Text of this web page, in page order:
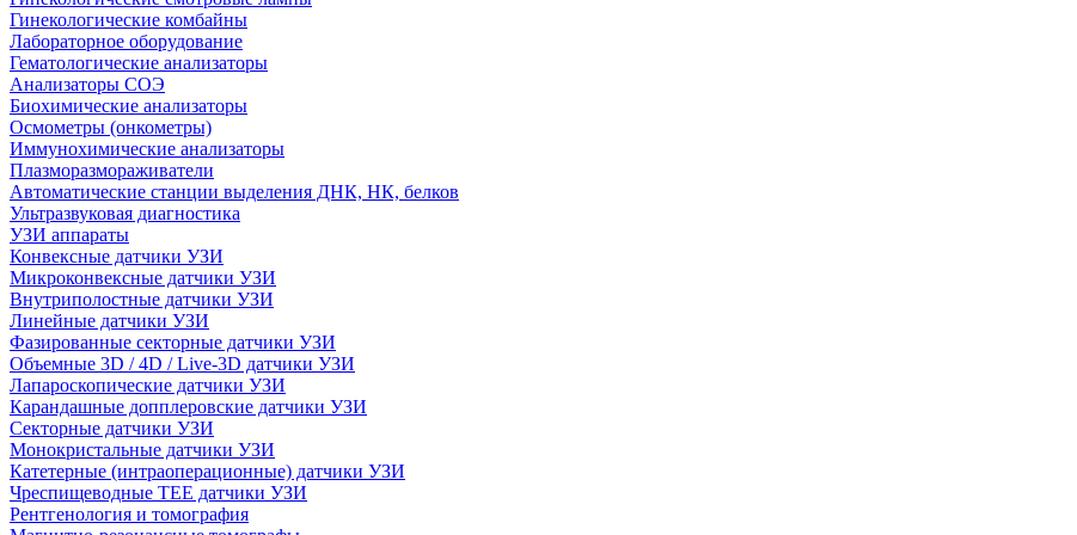
Гинекологические комбайны
Лабораторное оборудование
Гематологические анализаторы
Анализаторы СОЭ
Биохимические анализаторы
Осмометры (онкометры)
Иммунохимические анализаторы
Плазморазмораживатели
Автоматические станции выделения ДНК, НК, белков
Ультразвуковая диагностика
УЗИ аппараты
Конвексные датчики УЗИ
Микроконвексные датчики УЗИ
Внутриполостные датчики УЗИ
Линейные датчики УЗИ
Фазированные секторные датчики УЗИ
Объемные 3D / 4D / Live-3D датчики УЗИ
Лапароскопические датчики УЗИ
Карандашные допплеровские датчики УЗИ
Секторные датчики УЗИ
Монокристальные датчики УЗИ
Катетерные (интраоперационные) датчики УЗИ
Чреспищеводные TEE датчики УЗИ
Рентгенология и томография